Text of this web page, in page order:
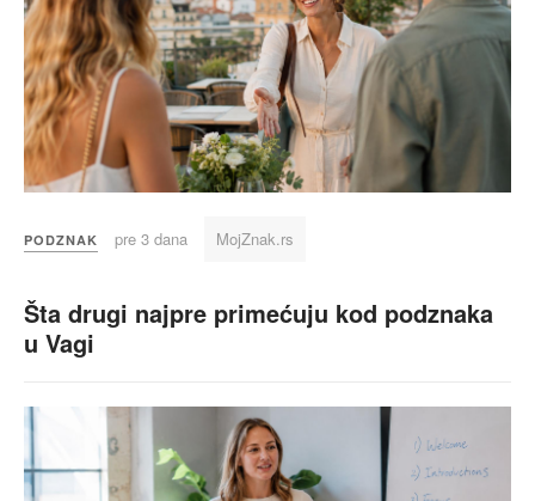
PODZNAK pre 3 dana MojZnak.rs
Šta drugi najpre primećuju kod podznaka
u Vagi